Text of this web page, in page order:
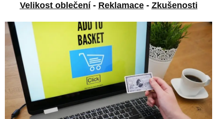
Velikost oblečení- Reklamace- Zkušenosti